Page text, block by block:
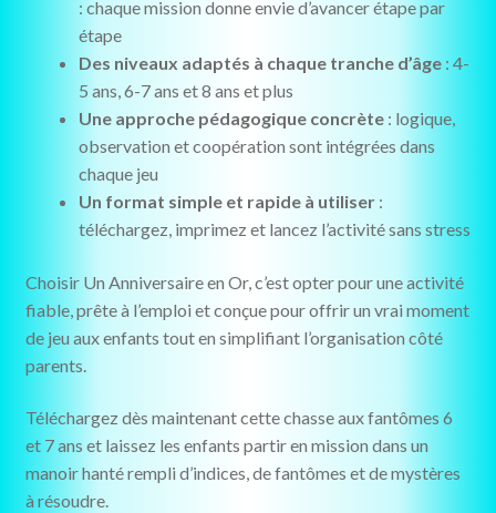
: chaque mission donne envie d’avancer étape par
étape
Des niveaux adaptés à chaque tranche d’âge: 4-
5 ans, 6-7 ans et 8 ans et plus
Une approche pédagogique concrète: logique,
observation et coopération sont intégrées dans
chaque jeu
Un format simple et rapide à utiliser:
téléchargez, imprimez et lancez l’activité sans stress
Choisir Un Anniversaire en Or, c’est opter pour une activité
fiable, prête à l’emploi et conçue pour offrir un vrai moment
de jeu aux enfants tout en simplifiant l’organisation côté
parents.
Téléchargez dès maintenant cette chasse aux fantômes 6
et 7 ans et laissez les enfants partir en mission dans un
manoir hanté rempli d’indices, de fantômes et de mystères
à résoudre.